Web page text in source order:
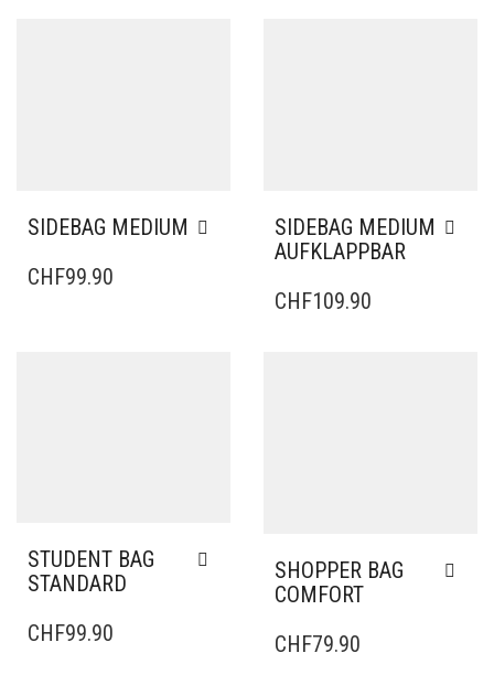
SIDEBAG MEDIUM
CHF99.90
SIDEBAG MEDIUM
AUFKLAPPBAR
CHF109.90
STUDENT BAG
STANDARD
CHF99.90
SHOPPER BAG
COMFORT
CHF79.90